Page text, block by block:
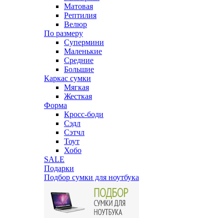
Матовая
Рептилия
Велюр
По размеру
Супермини
Маленькие
Средние
Большие
Каркас сумки
Мягкая
Жесткая
Форма
Кросс-боди
Сэдл
Сэтчл
Тоут
Хобо
SALE
Подарки
Подбор сумки для ноутбука